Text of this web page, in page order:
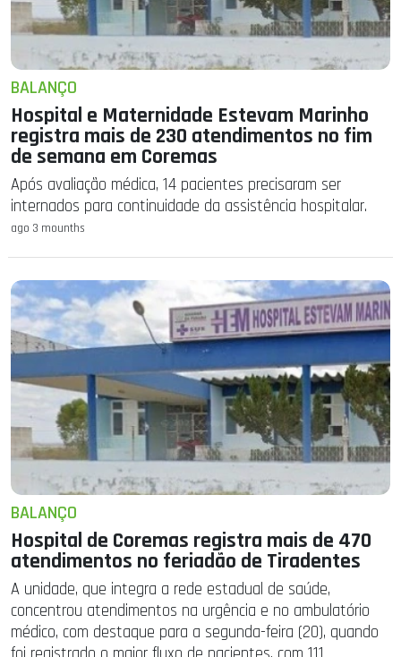
BALANÇO
Hospital e Maternidade Estevam Marinho
registra mais de 230 atendimentos no fim
de semana em Coremas
Após avaliação médica, 14 pacientes precisaram ser
internados para continuidade da assistência hospitalar.
ago 3 mounths
BALANÇO
Hospital de Coremas registra mais de 470
atendimentos no feriadão de Tiradentes
A unidade, que integra a rede estadual de saúde,
concentrou atendimentos na urgência e no ambulatório
médico, com destaque para a segunda-feira (20), quando